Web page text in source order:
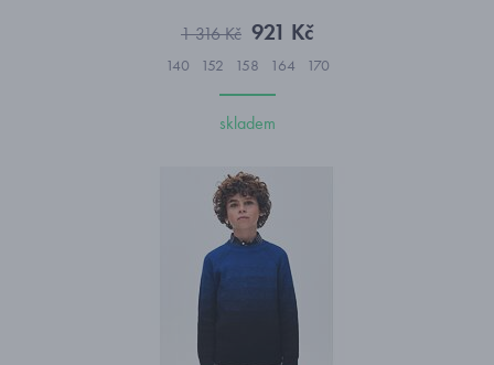
1 316 Kč 921 Kč
140 152 158 164 170
skladem